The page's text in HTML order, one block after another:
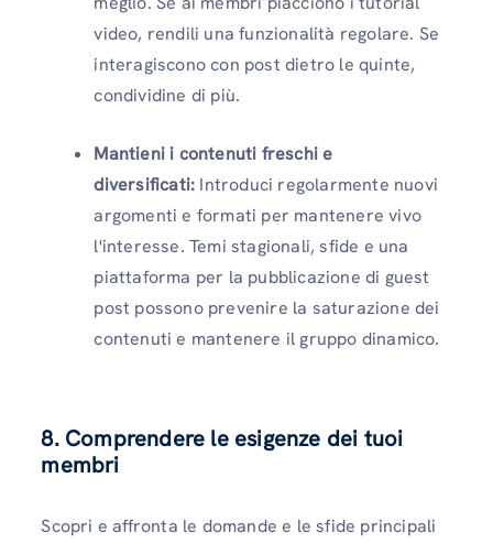
video, rendili una funzionalità regolare. Se
interagiscono con post dietro le quinte,
condividine di più.
Mantieni i contenuti freschi e
diversificati: Introduci regolarmente nuovi
argomenti e formati per mantenere vivo
l'interesse. Temi stagionali, sfide e una
piattaforma per la pubblicazione di guest
post possono prevenire la saturazione dei
contenuti e mantenere il gruppo dinamico.
8. Comprendere le esigenze dei tuoi
membri
Scopri e affronta le domande e le sfide principali